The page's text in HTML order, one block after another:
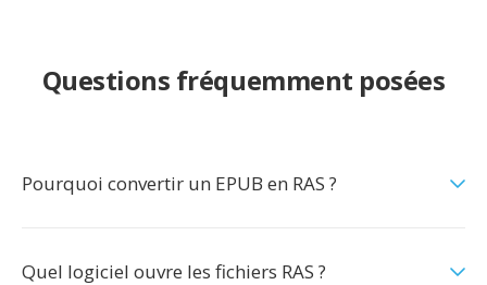
Questions fréquemment posées
Pourquoi convertir un EPUB en RAS ?
Quel logiciel ouvre les fichiers RAS ?